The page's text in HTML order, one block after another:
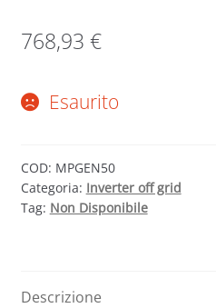
768,93 €
Esaurito
COD: MPGEN50
Categoria: Inverter off grid
Tag: Non Disponibile
Descrizione